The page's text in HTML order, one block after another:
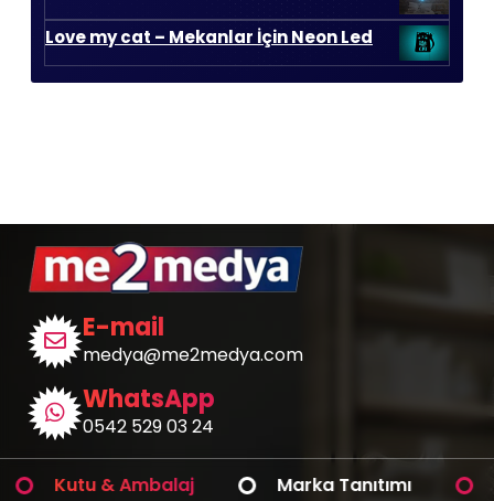
Love my cat – Mekanlar İçin Neon Led
E-mail
medya@me2medya.com
WhatsApp
0542 529 03 24
& Ambalaj Marka Tanıtımı Araç